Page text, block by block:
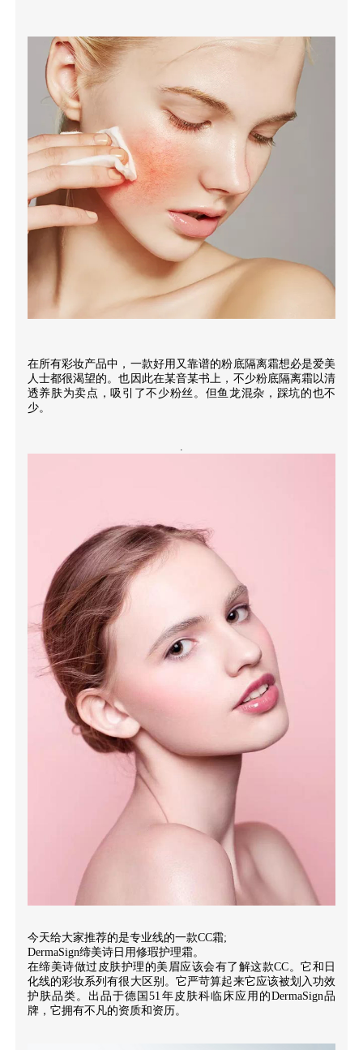
在所有彩妆产品中，一款好用又靠谱的粉底隔离霜想必是爱美
人士都很渴望的。也因此在某音某书上，不少粉底隔离霜以清
透养肤为卖点，吸引了不少粉丝。但鱼龙混杂，踩坑的也不
少。
.
今天给大家推荐的是专业线的一款CC霜;
DermaSign缔美诗日用修瑕护理霜。
在缔美诗做过皮肤护理的美眉应该会有了解这款CC。它和日
化线的彩妆系列有很大区别。它严苛算起来它应该被划入功效
护肤品类。出品于德国51年皮肤科临床应用的DermaSign品
牌，它拥有不凡的资质和资历。